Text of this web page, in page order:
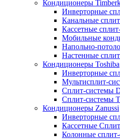
Кондиционеры
Инверторные
Канальные
Кассетные
Мобильные
Напольно-
Настенные
Кондиционеры Toshiba
Инверторные
Мультисплит-
Сплит-системы
Сплит-системы
Кондиционеры Zanussi
Инверторные
Кассетные
Колонные